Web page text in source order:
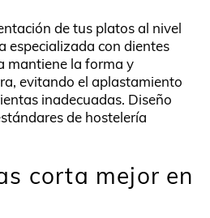
de tus platos al nivel
especializada con dientes
mantiene la forma y
evitando el aplastamiento
inadecuadas. Diseño
de hostelería
corta mejor en